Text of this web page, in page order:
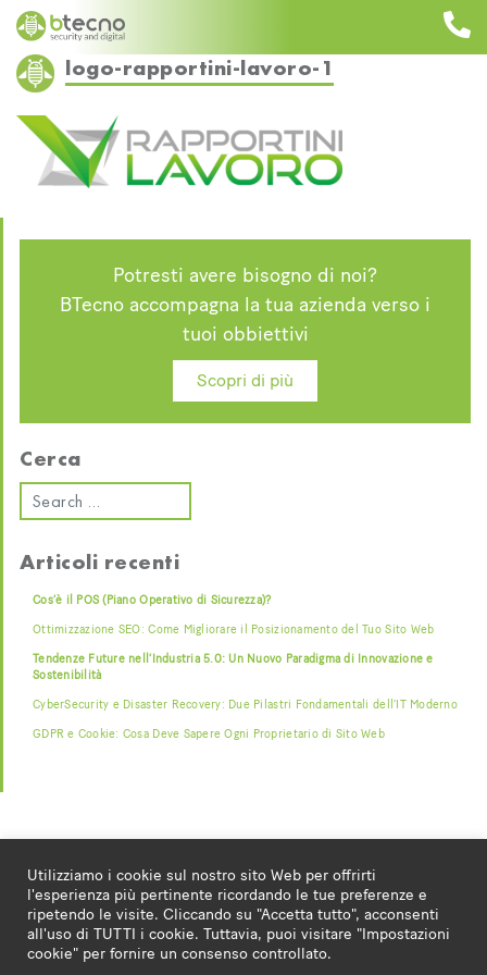
Skip
content
logo-rapportini-lavoro-1
Potresti avere bisogno di noi?
BTecno accompagna la tua azienda verso i
tuoi obbiettivi
Scopri di più
Cerca
Articoli recenti
Cos’è il POS (Piano Operativo di Sicurezza)?
Ottimizzazione SEO: Come Migliorare il Posizionamento del Tuo Sito Web
Tendenze Future nell’Industria 5.0: Un Nuovo Paradigma di Innovazione e
Sostenibilità
CyberSecurity e Disaster Recovery: Due Pilastri Fondamentali dell’IT Moderno
GDPR e Cookie: Cosa Deve Sapere Ogni Proprietario di Sito Web
© 2026BTecno |via Viani 15, Leffe 24026 (BG) - Italy |
Privacy Policy
Utilizziamo i cookie sul nostro sito Web per offrirti
l'esperienza più pertinente ricordando le tue preferenze e
ripetendo le visite. Cliccando su "Accetta tutto", acconsenti
all'uso di TUTTI i cookie. Tuttavia, puoi visitare "Impostazioni
cookie" per fornire un consenso controllato.